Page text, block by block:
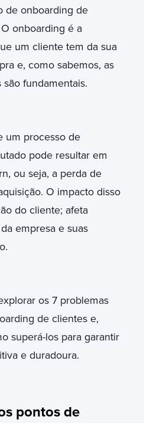
de onboarding de
onboarding é a
um cliente tem da sua
e, como sabemos, as
fundamentais.
um processo de
pode resultar em
ou seja, a perda de
O impacto disso
do cliente; afeta
empresa e suas
os 7 problemas
de clientes e,
superá-los para garantir
e duradoura.
pontos de